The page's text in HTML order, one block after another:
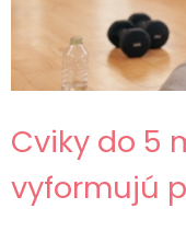
Cviky do 5
vyformujú